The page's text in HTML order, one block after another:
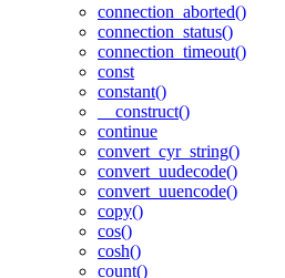
connection_aborted()
connection_status()
connection_timeout()
const
constant()
__construct()
continue
convert_cyr_string()
convert_uudecode()
convert_uuencode()
copy()
cos()
cosh()
count()